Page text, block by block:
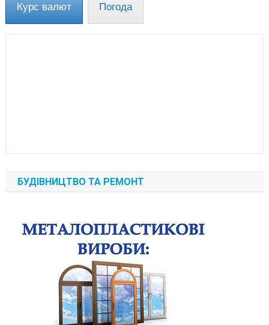
Курс валют Погода
БУДІВНИЦТВО ТА РЕМОНТ